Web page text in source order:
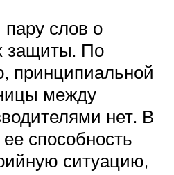
пару слов о
защиты. По
принципиальной
между
нет. В
способность
ситуацию,